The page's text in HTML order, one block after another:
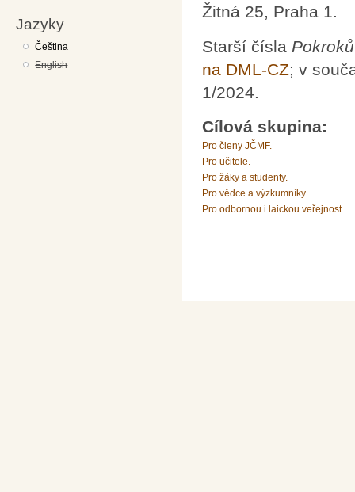
Jazyky
Čeština
English
Žitná 25, Praha 1.
Starší čísla
na DML-CZ; v
1/2024.
Cílová skupina:
Pro členy JČMF.
Pro učitele.
Pro žáky a studenty.
Pro vědce a výzkumníky
Pro odbornou i laickou veřejnost.